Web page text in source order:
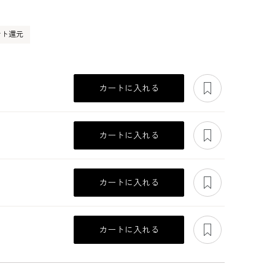
還元
カートに入れる
カートに入れる
カートに入れる
カートに入れる